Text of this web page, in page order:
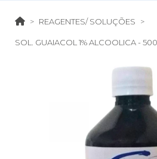
REAGENTES/ SOLUÇÕES
SOL. GUAIACOL 1% ALCOOLICA -